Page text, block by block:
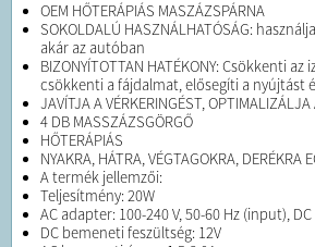
OEM HŐTERÁPIÁS MASZÁZSPÁRNA
SOKOLDALÚ HASZNÁLHATÓSÁG:
akár az autóban
BIZONYÍTOTTAN HATÉKONY: Csökkenti
csökkenti a fájdalmat, elősegíti a nyújtást
JAVÍTJA A VÉRKERINGÉST,
4 DB MASSZÁZSGÖRGŐ
HŐTERÁPIÁS
NYAKRA, HÁTRA, VÉGTAGOKRA, DERÉKRA
A termék jellemzői:
Teljesítmény: 20W
AC adapter: 100-240 V, 50-60 Hz (input),
DC bemeneti feszültség: 12V